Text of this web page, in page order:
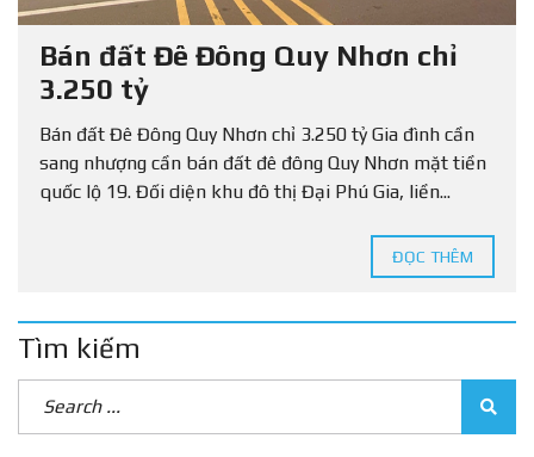
Bán đất Đê Đông Quy Nhơn chỉ
3.250 tỷ
Bán đất Đê Đông Quy Nhơn chỉ 3.250 tỷ Gia đình cần
sang nhượng cần bán đất đê đông Quy Nhơn mặt tiền
quốc lộ 19. Đối diện khu đô thị Đại Phú Gia, liền...
ĐỌC THÊM
Tìm kiếm